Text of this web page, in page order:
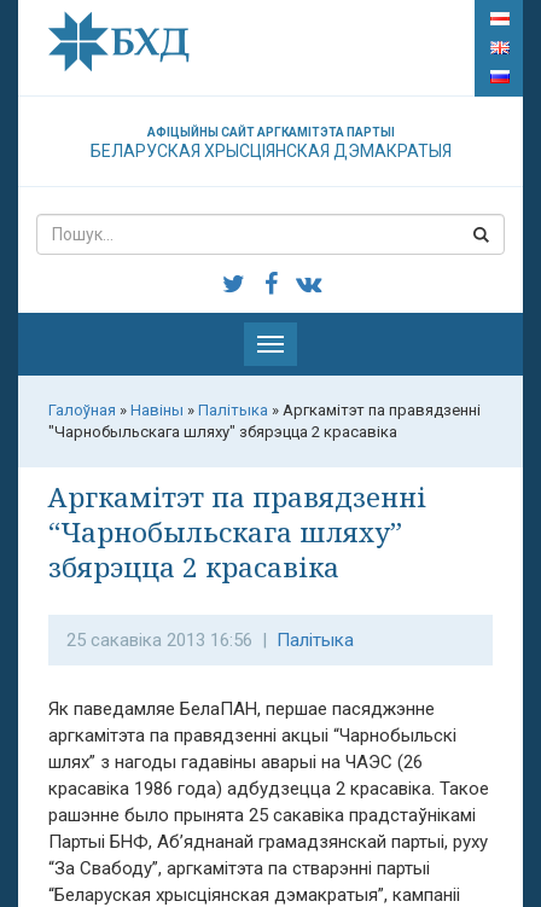
АФІЦЫЙНЫ САЙТ АРГКАМІТЭТА ПАРТЫІ
БЕЛАРУСКАЯ ХРЫСЦІЯНСКАЯ ДЭМАКРАТЫЯ
Паказаць
меню
Галоўная » Навіны » Палітыка » Аргкамітэт па правядзенні
"Чарнобыльскага шляху" збярэцца 2 красавіка
Аргкамітэт па правядзенні
“Чарнобыльскага шляху”
збярэцца 2 красавіка
25 сакавіка 2013 16:56 | Палітыка
Як паведамляе БелаПАН, першае пасяджэнне
аргкамітэта па правядзенні акцыі “Чарнобыльскі
шлях” з нагоды гадавіны аварыі на ЧАЭС (26
красавіка 1986 года) адбудзецца 2 красавіка. Такое
рашэнне было прынята 25 сакавіка прадстаўнікамі
Партыі БНФ, Аб’яднанай грамадзянскай партыі, руху
“За Свабоду”, аргкамітэта па стварэнні партыі
“Беларуская хрысціянская дэмакратыя”, кампаніі